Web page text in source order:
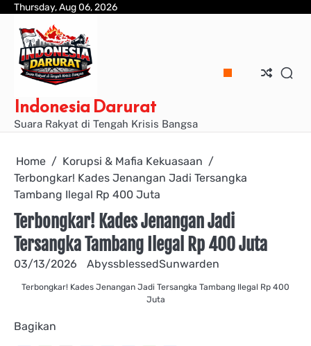
Skip
content
Thursday, Aug 06, 2026
Indonesia Darurat
Suara Rakyat di Tengah Krisis Bangsa
Home
Korupsi & Mafia Kekuasaan
Terbongkar! Kades Jenangan Jadi Tersangka
Tambang Ilegal Rp 400 Juta
Terbongkar! Kades Jenangan Jadi
Tersangka Tambang Ilegal Rp 400 Juta
03/13/2026 AbyssblessedSunwarden
Terbongkar! Kades Jenangan Jadi Tersangka Tambang Ilegal Rp 400
Juta
Bagikan